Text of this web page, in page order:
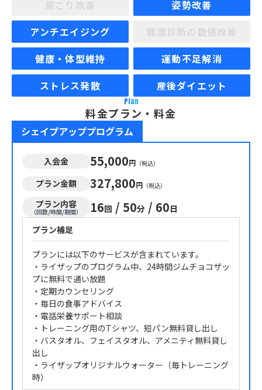
姿勢改善
アンチエイジング
健康・体型維持
運動不足解消
ストレス発散
産後ダイエット
Plan
料金プラン・料金
シェイプアッププログラム
入会金 55,000円 （税込）
プラン金額 327,800円 （税込）
プラン内容
（回数/時間/期間） 16回 / 50分 / 60日
プラン補足
プランには以下のサービスが含まれています。
・ライザップのプログラム中、24時間ジムチョコザッ
プに無料で通い放題
・定期カウンセリング
・毎日の食事アドバイス
・電話栄養サポート相談
・トレーニング用のTシャツ、短パン無料貸し出し
・バスタオル、フェイスタオル、アメニティ無料貸し
出し
・ライザップオリジナルウォーター（毎トレーニング
時）